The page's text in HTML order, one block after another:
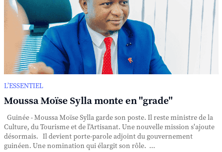
L’ESSENTIEL
Moussa Moïse Sylla monte en "grade"
Guinée - Moussa Moïse Sylla garde son poste. Il reste ministre de la
Culture, du Tourisme et de l'Artisanat. Une nouvelle mission s'ajoute
désormais. Il devient porte-parole adjoint du gouvernement
guinéen. Une nomination qui élargit son rôle. ...